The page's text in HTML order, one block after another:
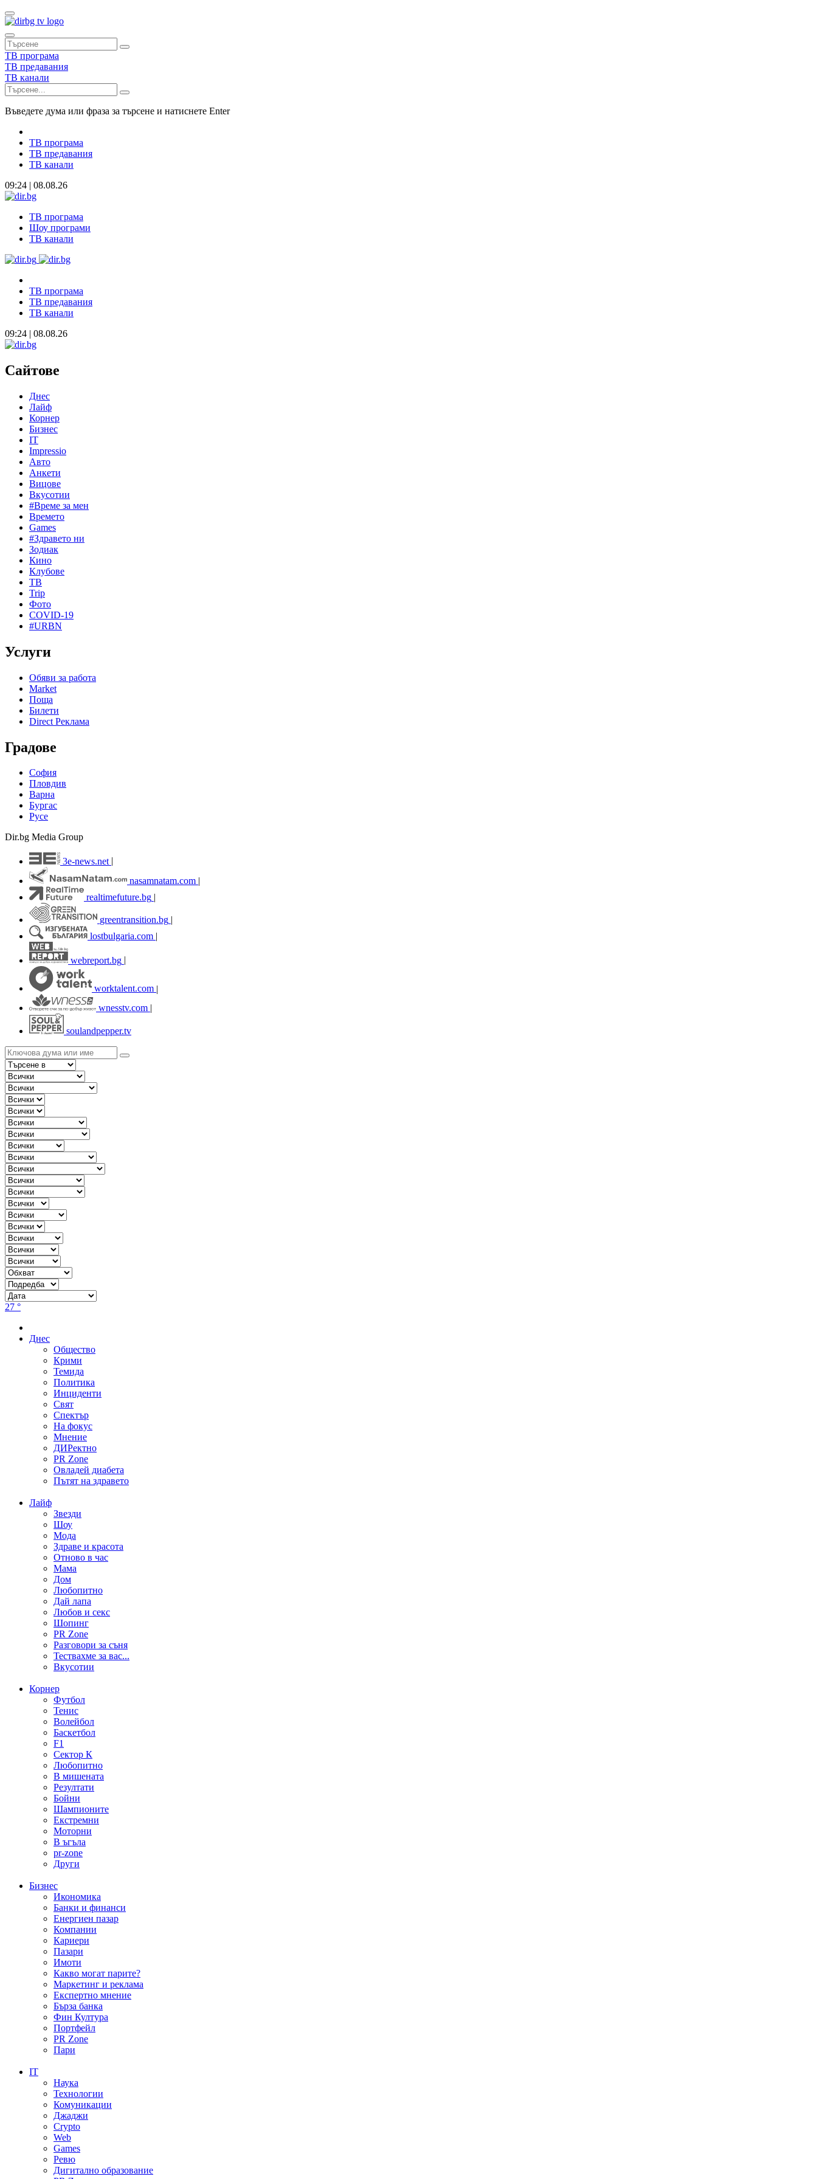
ТВ програма
ТВ предавания
ТВ канали
Въведете дума или фраза за търсене и натиснете Enter
ТВ програма
ТВ предавания
ТВ канали
09:24 | 08.08.26
ТВ програма
Шоу програми
ТВ канали
ТВ програма
ТВ предавания
ТВ канали
09:24 | 08.08.26
Сайтове
Днес
Лайф
Корнер
Бизнес
IT
Impressio
Авто
Анкети
Вицове
Вкусотии
#Време за мен
Времето
Games
#Здравето ни
Зодиак
Кино
Клубове
ТВ
Trip
Фото
COVID-19
#URBN
Услуги
Обяви за работа
Market
Поща
Билети
Direct Реклама
Градове
София
Пловдив
Варна
Бургас
Русе
Dir.bg Media Group
3e-news.net
nasamnatam.com |
realtimefuture.bg |
greentransition.bg |
lostbulgaria.com |
webreport.bg
worktalent.com |
wnesstv.com |
soulandpepper.tv
27 °
Днес
Общество
Крими
Темида
Политика
Инциденти
Свят
Спектър
На фокус
Мнение
ДИРектно
PR Zone
Овладей диабета
Пътят на здравето
Лайф
Звезди
Шоу
Мода
Здраве и красота
Отново в час
Мама
Дом
Любопитно
Дай лапа
Любов и секс
Шопинг
PR Zone
Разговори за съня
Тествахме за вас...
Вкусотии
Корнер
Футбол
Тенис
Волейбол
Баскетбол
F1
Сектор К
Любопитно
В мишената
Резултати
Бойни
Шампионите
Екстремни
Моторни
В ъгъла
pr-zone
Други
Бизнес
Икономика
Банки и финанси
Енергиен пазар
Компании
Кариери
Пазари
Имоти
Какво могат парите?
Маркетинг и реклама
Експертно мнение
Бърза банка
Фин Култура
Портфейл
PR Zone
Пари
IT
Наука
Технологии
Комуникации
Джаджи
Crypto
Web
Games
Ревю
Дигитално образование